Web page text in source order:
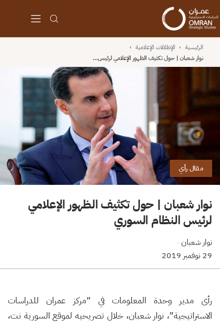
الرئيسية › الإطلالات الإعلامية ›
نوار شعبان | حول تكثيف الظهور الإعلامي لرئيس…
مقال رأي
نوار شعبان | حول تكثيف الظهور الإعلامي
لرئيس النظام السوري
نوار شعبان ·
29 نوفمبر 2019
رأى مدير وحدة المعلومات في “مركز عمران للدراسات
الاستراتيجية”، نوار شعبان، خلال تصريحيه لموقع السورية نت،